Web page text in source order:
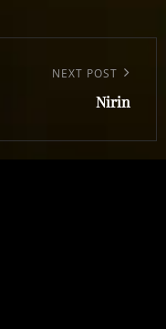
NEXT POST
Nirin